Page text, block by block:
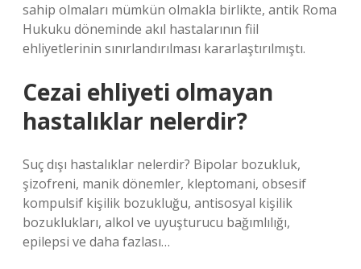
sahip olmaları mümkün olmakla birlikte, antik Roma
Hukuku döneminde akıl hastalarının fiil
ehliyetlerinin sınırlandırılması kararlaştırılmıştı.
Cezai ehliyeti olmayan
hastalıklar nelerdir?
Suç dışı hastalıklar nelerdir? Bipolar bozukluk,
şizofreni, manik dönemler, kleptomani, obsesif
kompulsif kişilik bozukluğu, antisosyal kişilik
bozuklukları, alkol ve uyuşturucu bağımlılığı,
epilepsi ve daha fazlası…